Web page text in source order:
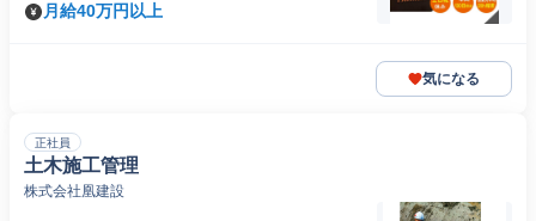
月給40万円以上
気になる
正社員
土木施工管理
株式会社凰建設